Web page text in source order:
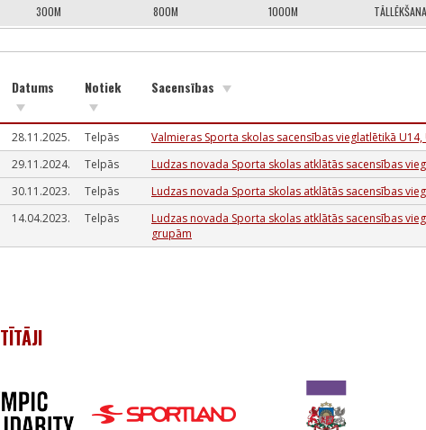
300M 800M 1000M TĀLLĒKŠANA
Datums Notiek Sacensības
28.11.2025. Telpās Valmieras Sporta skolas sacensības vieglatlētikā
29.11.2024. Telpās
Ludzas novada Sporta skolas atklātās sacensības
30.11.2023. Telpās
Ludzas novada Sporta skolas atklātās sacensības
14.04.2023. Telpās
Ludzas novada Sporta skolas atklātās sacensības
grupām